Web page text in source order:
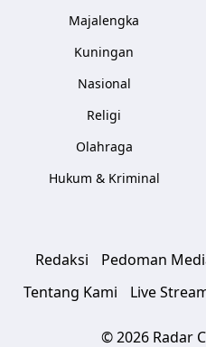
Majalengka
Kuningan
Nasional
Religi
Olahraga
Hukum & Kriminal
Redaksi Pedoman
Tentang Kami
Live
© 2026 Radar